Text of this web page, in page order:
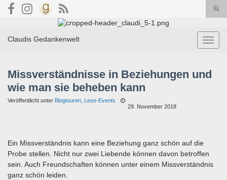
Search for:
Claudis Gedankenwelt
Missverständnisse in Beziehungen und
wie man sie beheben kann
Veröffentlicht unter Blogtouren
Lese-Events
29. November 2018
Ein Missverständnis kann eine Beziehung ganz schön auf die
Probe stellen. Nicht nur zwei Liebende können davon betroffen
sein. Auch Freundschaften können unter einem Missverständnis
ganz schön leiden.